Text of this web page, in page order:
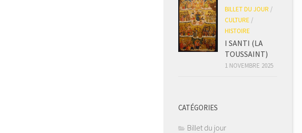
BILLET DU JOUR /
CULTURE /
HISTOIRE
I SANTI (LA
TOUSSAINT)
1 NOVEMBRE 2025
CATÉGORIES
Billet du jour